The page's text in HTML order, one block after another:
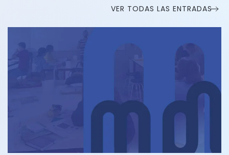
VER TODAS LAS ENTRADAS